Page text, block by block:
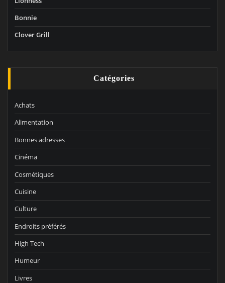
Bonnie
Clover Grill
Catégories
Achats
Alimentation
Bonnes adresses
Cinéma
Cosmétiques
Cuisine
Culture
Endroits préférés
High Tech
Humeur
Livres